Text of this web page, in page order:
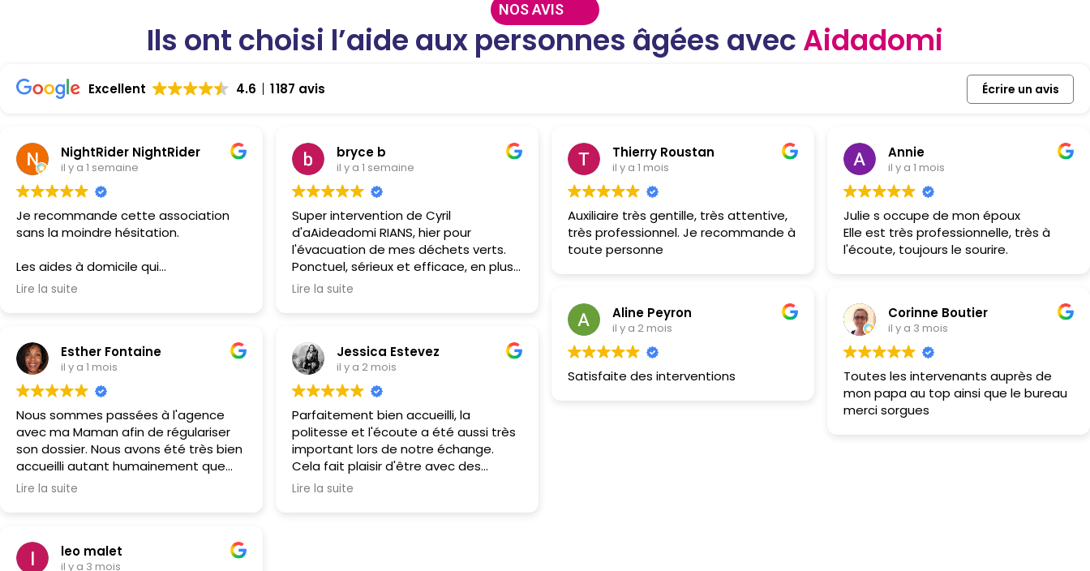
NOS AVIS
Ils ont choisi l’aide aux personnes âgées avec Aidadomi
Excellent 4.6 1 187 avis Écrire un avis
NightRider NightRider
il y a 1 semaine
Je recommande cette association
sans la moindre hésitation.
Les aides à domicile qui
m’accompagnent sont toutes d’une
les nommer, car l’équipe évolue, mais
chacune apporte son sérieux, sa
bienveillance et son implication au
quotidien.
Un grand merci également au
responsable, Monsieur Ducastaing, qui
est une personne exceptionnelle.
Toujours disponible, humain,
pour répondre à mes besoins,
notamment en ce qui concerne les
Lire la suite
Esther Fontaine
il y a 1 mois
Nous sommes passées à l'agence
avec ma Maman afin de régulariser
son dossier. Nous avons été très bien
accueilli autant humainement que
professionnellement. Personnes
de ma Maman depuis 2011, elle fait
Lire la suite
leo malet
il y a 3 mois
bryce b
il y a 1 semaine
Super intervention de Cyril
d'aAideadomi RIANS, hier pour
l'évacuation de mes déchets verts.
Ponctuel, sérieux et efficace, en plus
d'être très sympathique. Travail
Lire la suite
Jessica Estevez
il y a 2 mois
Parfaitement bien accueilli, la
politesse et l'écoute a été aussi très
important lors de notre échange.
Cela fait plaisir d'être avec des
personnes qui savent prendre du
Lire la suite
Thierry Roustan
il y a 1 mois
Auxiliaire très gentille, très attentive,
très professionnel. Je recommande à
toute personne
Aline Peyron
il y a 2 mois
Satisfaite des interventions
Annie
il y a 1 mois
Julie s occupe de mon époux
Elle est très professionnelle, très à
l'écoute, toujours le sourire.
Corinne Boutier
il y a 3 mois
Toutes les intervenants auprès de
mon papa au top ainsi que le bureau
merci sorgues